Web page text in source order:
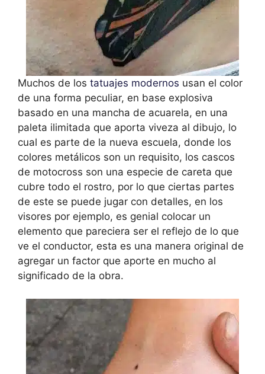
Muchos de los tatuajes modernos usan el color
de una forma peculiar, en base explosiva
basado en una mancha de acuarela, en una
paleta ilimitada que aporta viveza al dibujo, lo
cual es parte de la nueva escuela, donde los
colores metálicos son un requisito, los cascos
de motocross son una especie de careta que
cubre todo el rostro, por lo que ciertas partes
de este se puede jugar con detalles, en los
visores por ejemplo, es genial colocar un
elemento que pareciera ser el reflejo de lo que
ve el conductor, esta es una manera original de
agregar un factor que aporte en mucho al
significado de la obra.